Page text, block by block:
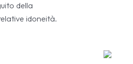
della
idoneità.